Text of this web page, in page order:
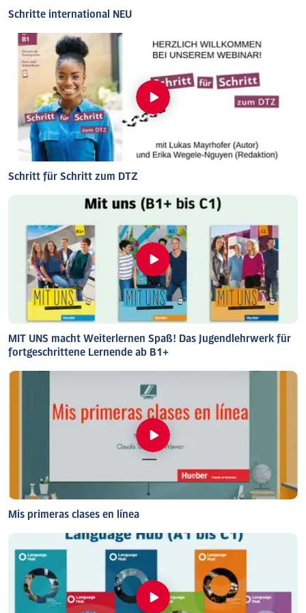
Schritte international NEU
Schritt für Schritt zum DTZ
MIT UNS macht Weiterlernen Spaß! Das Jugendlehrwerk für
fortgeschrittene Lernende ab B1+
Mis primeras clases en línea